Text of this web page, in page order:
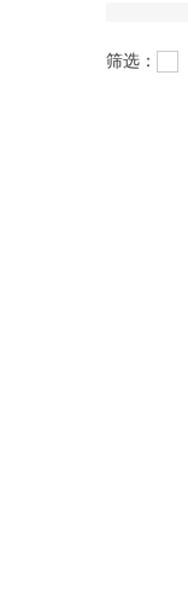
筛选：